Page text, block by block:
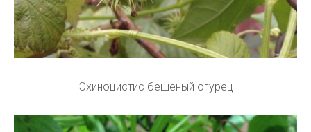
Эхиноцистис бешеный огурец